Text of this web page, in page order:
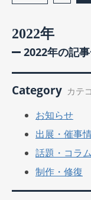
2022年
2022年の記
Category カテ
お知らせ
出展・催事
話題・コラム
制作・修復